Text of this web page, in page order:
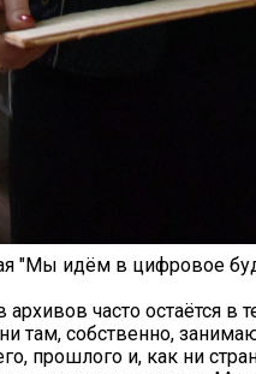
"Мы идём в цифровое
архивов часто остаётся
там, собственно,
прошлого и, как ни